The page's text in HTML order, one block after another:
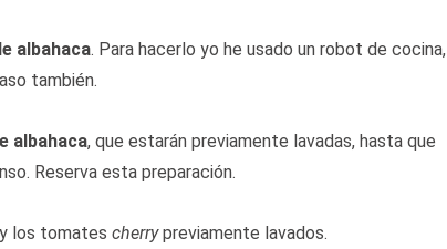
albahaca. Para hacerlo yo he usado un robot de cocina,
también.
albahaca, que estarán previamente lavadas, hasta que
Reserva esta preparación.
los tomates cherrypreviamente lavados.